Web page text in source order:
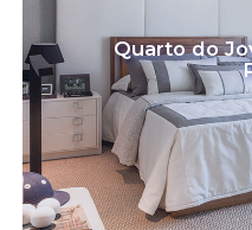
Quarto do